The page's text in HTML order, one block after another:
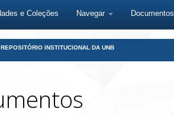
e Coleções Navegar Documentos
REPOSITÓRIO INSTITUCIONAL DA UNB